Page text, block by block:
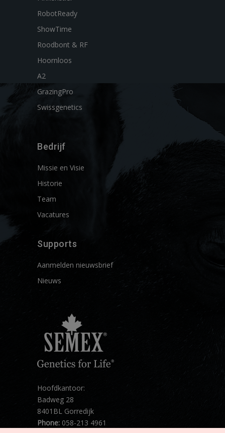
RobotReady
ShowTime
Roodbont & RF
Hoornloos
A2
GrazingPro
Swissgenetics
Bedrijf
Missie en Visie
Historie
Team
Vacatures
Supports
Aanmelden nieuwsbrief
Nieuws
Hoofdkantoor:
Badweg 28
8401BL Gorredijk
Phone: 058-213 4961